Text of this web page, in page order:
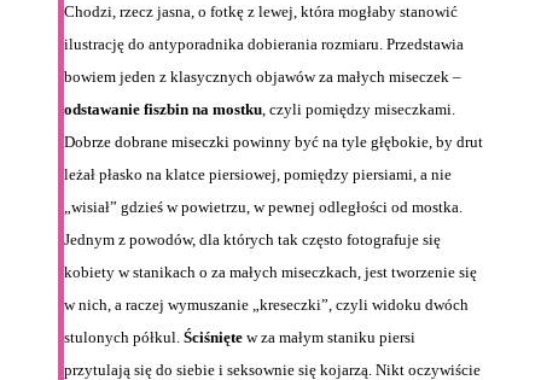
Chodzi, rzecz jasna, o fotkę z lewej, która mogłaby stanowić
ilustrację do antyporadnika dobierania rozmiaru. Przedstawia
bowiem jeden z klasycznych objawów za małych miseczek –
odstawanie fiszbin na mostku , czyli pomiędzy miseczkami.
Dobrze dobrane miseczki powinny być na tyle głębokie, by drut
leżał płasko na klatce piersiowej, pomiędzy piersiami, a nie
„wisiał” gdzieś w powietrzu, w pewnej odległości od mostka.
Jednym z powodów, dla których tak często fotografuje się
kobiety w stanikach o za małych miseczkach, jest tworzenie się
w nich, a raczej wymuszanie „kreseczki”, czyli widoku dwóch
stulonych półkul. Ściśnięte w za małym staniku piersi
przytulają się do siebie i seksownie się kojarzą. Nikt oczywiście